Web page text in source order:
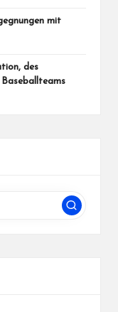
mit
des